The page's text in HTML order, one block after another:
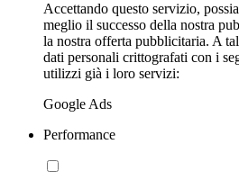
Accettando questo servizio,
meglio il successo della nostra
la nostra offerta pubblicitaria. A
dati personali crittografati con i
utilizzi già i loro servizi:
Google Ads
Performance